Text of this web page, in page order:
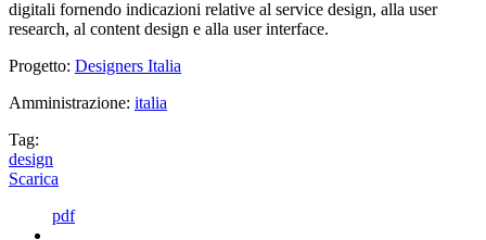
digitali fornendo indicazioni relative al service design, alla user
research, al content design e alla user interface.
Progetto: Designers Italia
Amministrazione: italia
Tag:
design
Scarica
pdf